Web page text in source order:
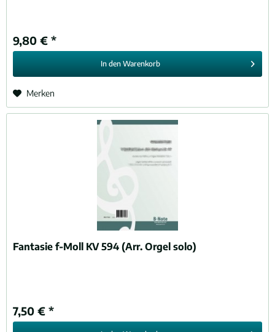
9,80 € *
In den Warenkorb
Merken
Fantasie f-Moll KV 594 (Arr. Orgel solo)
7,50 € *